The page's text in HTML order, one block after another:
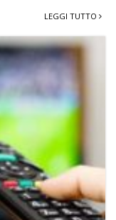
LEGGI TUTTO